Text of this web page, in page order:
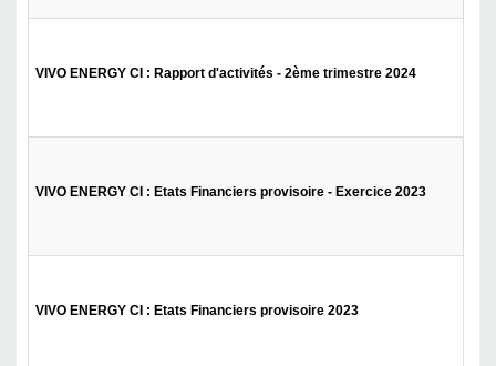
VIVO ENERGY CI : Rapport d'activités - 2ème trimestre 2024
VIVO ENERGY CI : Etats Financiers provisoire - Exercice 2023
VIVO ENERGY CI : Etats Financiers provisoire 2023